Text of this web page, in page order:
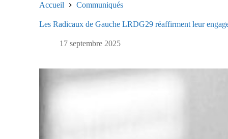
Accueil Communiqués
Les Radicaux de Gauche LRDG29 réaffirment leur
17 septembre 2025